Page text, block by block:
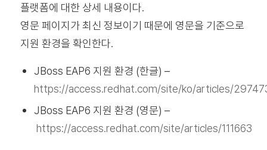
플랫폼에 대한 상세 내용이다.
영문 페이지가 최신 정보이기 때문에 영문을 기준으로
지원 환경을 확인한다.
JBoss EAP6 지원 환경 (한글) –
https://access.redhat.com/site/ko/articles/
JBoss EAP6 지원 환경 (영문) –
https://access.redhat.com/site/articles/111663